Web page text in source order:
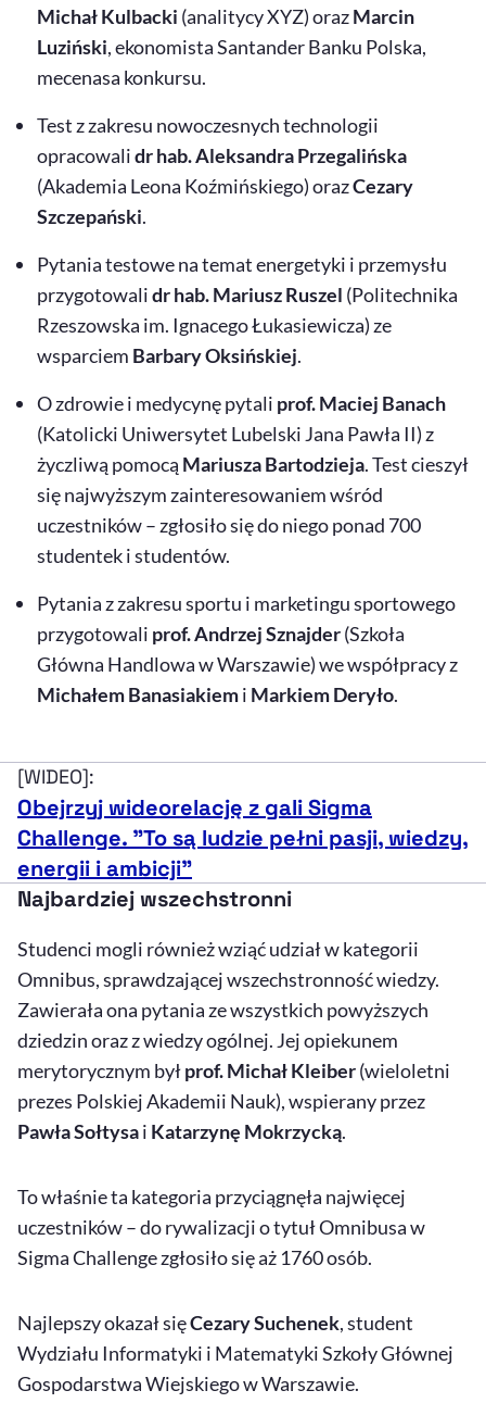
Michał Kulbacki (analitycy XYZ) orazMarcin
Luziński, ekonomista Santander Banku Polska,
mecenasa konkursu.
Test z zakresu nowoczesnych technologii
opracowalidr hab. Aleksandra Przegalińska
(Akademia Leona Koźmińskiego) orazCezary
Szczepański.
Pytania testowe na temat energetyki i przemysłu
przygotowalidr hab. Mariusz Ruszel (Politechnika
Rzeszowska im. Ignacego Łukasiewicza) ze
wsparciem Barbary Oksińskiej.
O zdrowie i medycynę pytali prof. Maciej Banach
(Katolicki Uniwersytet Lubelski Jana Pawła II) z
życzliwą pomocą Mariusza Bartodzieja. Test cieszył
się najwyższym zainteresowaniem wśród
uczestników – zgłosiło się do niego ponad 700
studentek i studentów.
Pytania z zakresu sportu i marketingu sportowego
przygotowali prof. Andrzej Sznajder(Szkoła
Główna Handlowa w Warszawie) we współpracy z
Michałem Banasiakiemi Markiem Deryło.
[WIDEO]:
Obejrzyj wideorelację z gali Sigma
Challenge. "To są ludzie pełni pasji, wiedzy,
energii i ambicji"
Najbardziej wszechstronni
Studenci mogli również wziąć udział w kategorii
Omnibus, sprawdzającej wszechstronność wiedzy.
Zawierała ona pytania ze wszystkich powyższych
dziedzin oraz z wiedzy ogólnej. Jej opiekunem
merytorycznym byłprof. Michał Kleiber(wieloletni
prezes Polskiej Akademii Nauk), wspierany przez
Pawła Sołtysai Katarzynę Mokrzycką.
To właśnie ta kategoria przyciągnęła najwięcej
uczestników – do rywalizacji o tytuł Omnibusa w
Sigma Challenge zgłosiło się aż 1760 osób.
Najlepszy okazał sięCezary Suchenek, student
Wydziału Informatyki i Matematyki Szkoły Głównej
Gospodarstwa Wiejskiego w Warszawie.